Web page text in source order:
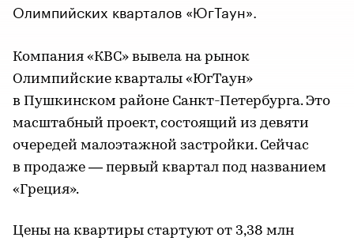
Олимпийских кварталов «ЮгТаун».
Компания «КВС» вывела на рынок
Олимпийские кварталы «ЮгТаун»
в Пушкинском районе Санкт-Петербурга. Это
масштабный проект, состоящий из девяти
очередей малоэтажной застройки. Сейчас
в продаже — первый квартал под названием
«Греция».
Цены на квартиры стартуют от 3,38 млн